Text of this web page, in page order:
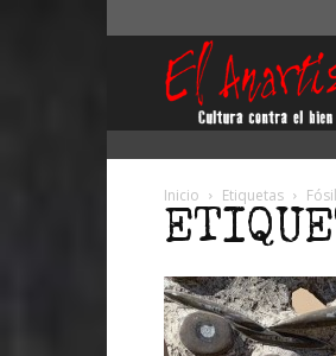
Inicio Etiquetas